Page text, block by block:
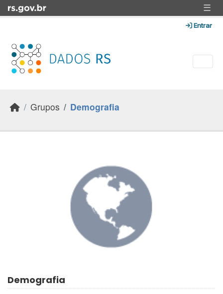
Skip to main content ☰
Entrar
Grupos Demografia
Demografia